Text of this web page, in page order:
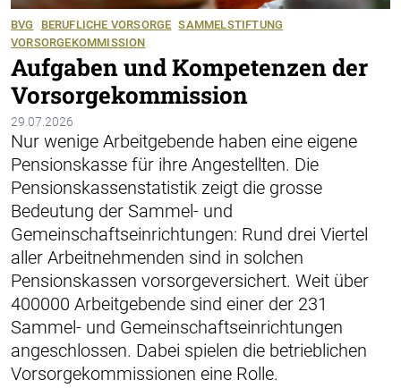
BVG BERUFLICHE VORSORGE SAMMELSTIFTUNG
VORSORGEKOMMISSION
Aufgaben und Kompetenzen der
Vorsorgekommission
29.07.2026
Nur wenige Arbeitgebende haben eine eigene
Pensionskasse für ihre Angestellten. Die
Pensionskassenstatistik zeigt die grosse
Bedeutung der Sammel- und
Gemeinschaftseinrichtungen: Rund drei Viertel
aller Arbeitnehmenden sind in solchen
Pensionskassen vorsorgeversichert. Weit über
400000 Arbeitgebende sind einer der 231
Sammel- und Gemeinschaftseinrichtungen
angeschlossen. Dabei spielen die betrieblichen
Vorsorgekommissionen eine Rolle.